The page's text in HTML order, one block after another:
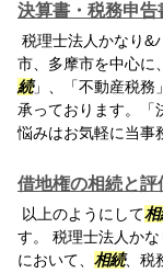
決算書・税務申告
税理士法人かなり&
市、多摩市を中心に
続」、「不動産税務
承っております。「
悩みはお気軽に当事
借地権の相続と評
以上のようにして相
す。 税理士法人か
において、 相続、税